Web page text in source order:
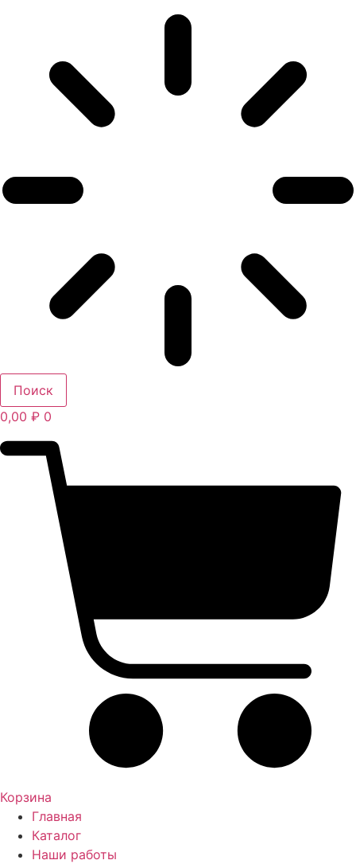
Поиск
0,00 ₽ 0
Корзина
Главная
Каталог
Наши работы